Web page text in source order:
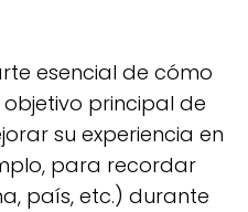
esencial de cómo
objetivo principal de
su experiencia en
para recordar
país, etc.) durante